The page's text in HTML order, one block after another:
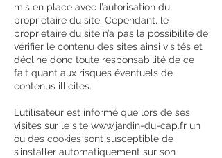
mis en place avec l’autorisation du
propriétaire du site. Cependant, le
propriétaire du site n’a pas la possibilité de
vérifier le contenu des sites ainsi visités et
décline donc toute responsabilité de ce
fait quant aux risques éventuels de
contenus illicites.
L’utilisateur est informé que lors de ses
visites sur le site www.jardin-du-cap.fr un
ou des cookies sont susceptible de
s’installer automatiquement sur son